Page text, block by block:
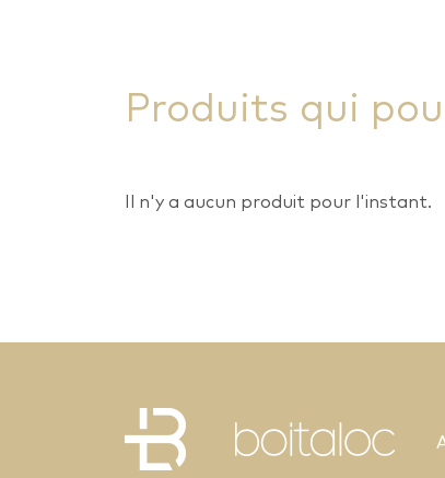
Produits qui
Il n'y a aucun produit pour l'instant.